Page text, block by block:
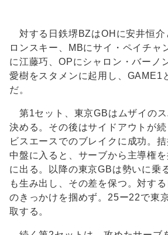
対する日鉄堺BZはOHに安井恒介
ロンスキー、MBにサイ・ペイチャ
に江藤巧、OPにシャロン・バーノ
愛樹をスタメンに起用し、GAME1
だ。
第1セット、東京GBはムザイのス
決める。その後はサイドアウトが
ビスエースでのブレイクに成功。
中盤に入ると、サーブから主導権
に出る。以降の東京GBは勢いに乗
も生み出し、その差を保つ。対す
のきっかけを掴めず。25ー22で東
取する。